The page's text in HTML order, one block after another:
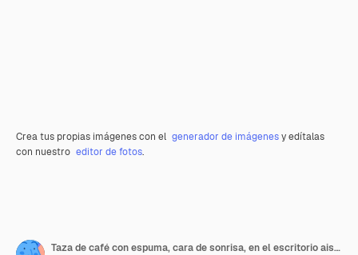
Crea tus propias imágenes con el generador de imágenesy edítalas
con nuestro editor de fotos.
Taza de café con espuma, cara de sonrisa, en el escritorio aislado